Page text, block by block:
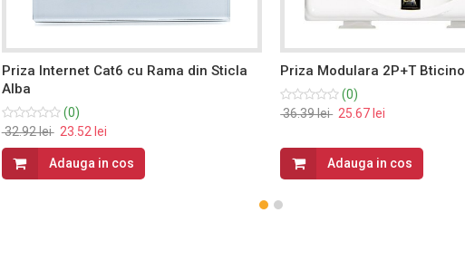
Priza Internet Cat6 cu Rama din Sticla
Alba
(0)
32.92 lei 23.52 lei
Adauga in cos
Priza Modulara 2P+T Bticino
(0)
36.39 lei 25.67 lei
Adauga in cos